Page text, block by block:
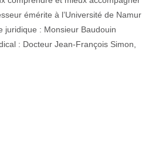
émérite à l’Université de Namur
juridique : Monsieur Baudouin
: Docteur Jean-François Simon,